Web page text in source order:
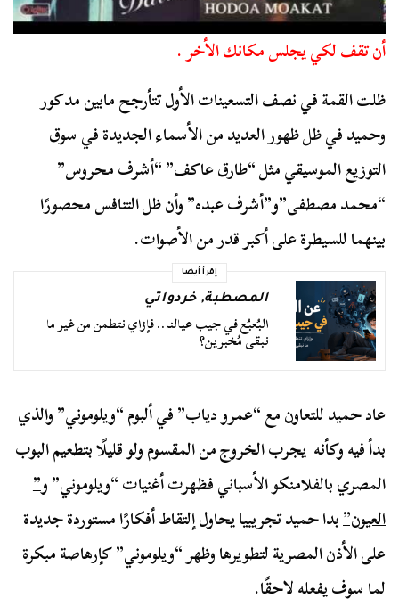
أن تقف لكي يجلس مكانك الأخر .
ظلت القمة في نصف التسعينات الأول تتأرجح مابين مدكور
وحميد في ظل ظهور العديد من الأسماء الجديدة في سوق
التوزيع الموسيقي مثل “طارق عاكف” “أشرف محروس”
“محمد مصطفى”و”أشرف عبده” وأن ظل التنافس محصورًا
بينهما للسيطرة على أكبر قدر من الأصوات.
إقرأ أيضا
المصطبة,خردواتي
البُعبُع في جيب عيالنا.. فإزاي نتطمن من غير ما
نبقى مُخبرين؟
عاد حميد للتعاون مع “عمرو دياب” في ألبوم “ويلوموني” والذي
بدأ فيه وكأنه يجرب الخروج من المقسوم ولو قليلًا بتطعيم البوب
المصري بالفلامنكو الأسباني فظهرت أغنيات “ويلوموني” و”
العيون”بدا حميد تجريبيا يحاول إلتقاط أفكارًا مستوردة جديدة
على الأذن المصرية لتطويرها وظهر “ويلوموني” كإرهاصة مبكرة
لما سوف يفعله لاحقًا.